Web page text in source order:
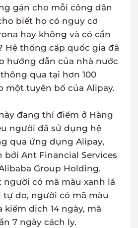
gán cho mỗi công dân
biết họ có nguy cơ
hay không và có cần
Hệ thống cấp quốc gia đã
hướng dẫn của nhà nước
qua tại hơn 100
một tuyên bố của Alipay.
đang thí điểm ở Hàng
người đã sử dụng hệ
qua ứng dụng Alipay,
Ant Financial Services
Group Holding.
người có mã màu xanh lá
tự do, người có mã màu
dịch 14 ngày, mã
7 ngày cách ly.